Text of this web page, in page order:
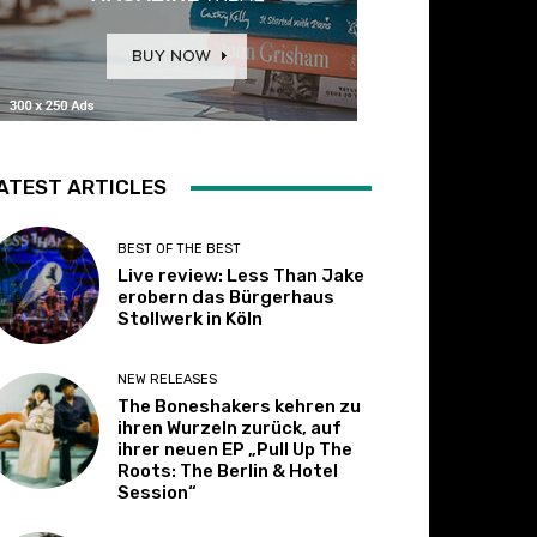
ARTICLES
BEST OF THE BEST
Live review: Less Than Jake
erobern das Bürgerhaus
Stollwerk in Köln
NEW RELEASES
The Boneshakers kehren zu
ihren Wurzeln zurück, auf
ihrer neuen EP „Pull Up The
Roots: The Berlin & Hotel
Session“